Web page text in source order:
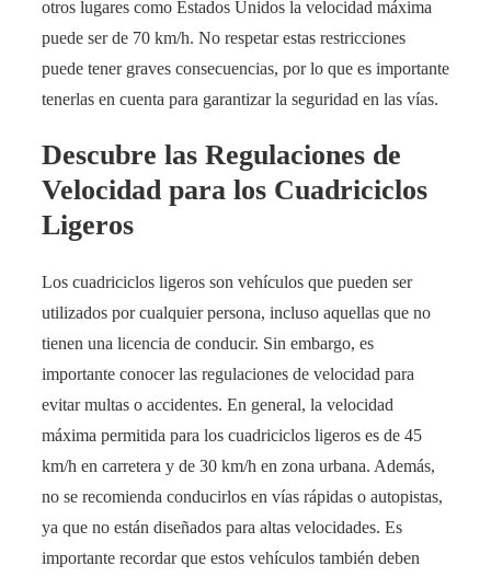
otros lugares como Estados Unidos la velocidad máxima
puede ser de 70 km/h. No respetar estas restricciones
puede tener graves consecuencias, por lo que es importante
tenerlas en cuenta para garantizar la seguridad en las vías.
Descubre las Regulaciones de
Velocidad para los Cuadriciclos
Ligeros
Los cuadriciclos ligeros son vehículos que pueden ser
utilizados por cualquier persona, incluso aquellas que no
tienen una licencia de conducir. Sin embargo, es
importante conocer las regulaciones de velocidad para
evitar multas o accidentes. En general, la velocidad
máxima permitida para los cuadriciclos ligeros es de 45
km/h en carretera y de 30 km/h en zona urbana. Además,
no se recomienda conducirlos en vías rápidas o autopistas,
ya que no están diseñados para altas velocidades. Es
importante recordar que estos vehículos también deben